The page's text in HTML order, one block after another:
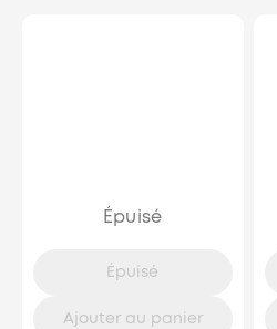
Épuisé
Épuisé
Ajouter au panier